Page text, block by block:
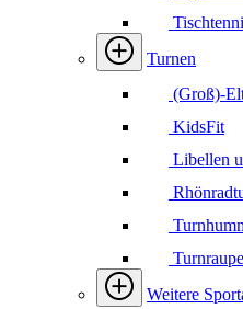
Turnen
(Groß)-
KidsFit
Libellen
Weitere